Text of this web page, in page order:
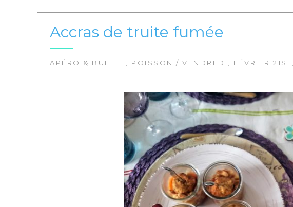
Accras de truite fumée
APÉRO & BUFFET POISSON / VENDREDI, FÉVRIER